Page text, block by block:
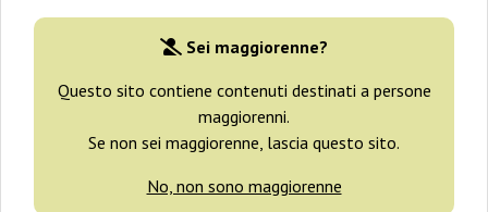
Sei maggiorenne?
Questo sito contiene contenuti destinati a persone
maggiorenni.
Se non sei maggiorenne, lascia questo sito.
No, non sono maggiorenne